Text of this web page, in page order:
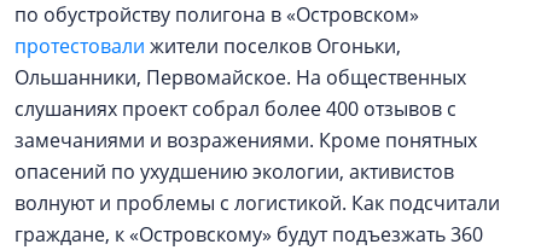
по обустройству полигона в «Островском»
протестовали жители поселков Огоньки,
Ольшанники, Первомайское. На общественных
слушаниях проект собрал более 400 отзывов с
замечаниями и возражениями. Кроме понятных
опасений по ухудшению экологии, активистов
волнуют и проблемы с логистикой. Как подсчитали
граждане, к «Островскому» будут подъезжать 360